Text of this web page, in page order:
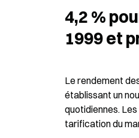
4,2 %
1999 et
Le rendement
établissant un
quotidiennes.
tarification du